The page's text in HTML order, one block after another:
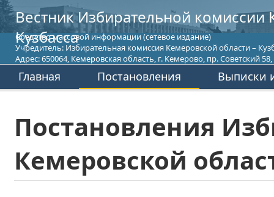
Вестник Избирательной комиссии
Кузбасса
Средство массовой информации (сетевое издание)
Учредитель: Избирательная комиссия Кемеровской области –
Адрес: 650064, Кемеровская область, г. Кемерово, пр. Советский 58,
Главная Постановления Выписки
Постановления
Кемеровской